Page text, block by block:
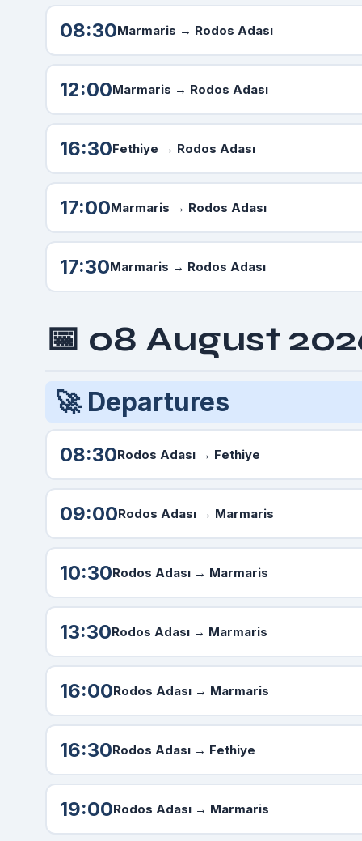
08:30Marmaris → Rodos Adası
12:00Marmaris → Rodos Adası
16:30Fethiye → Rodos Adası
17:00Marmaris → Rodos Adası
17:30Marmaris → Rodos Adası
📅 08 August
🚀 Departures
08:30Rodos Adası→ Fethiye
09:00Rodos Adası→ Marmaris
10:30Rodos Adası→ Marmaris
13:30Rodos Adası→ Marmaris
16:00Rodos Adası→ Marmaris
16:30Rodos Adası→ Fethiye
19:00Rodos Adası→ Marmaris